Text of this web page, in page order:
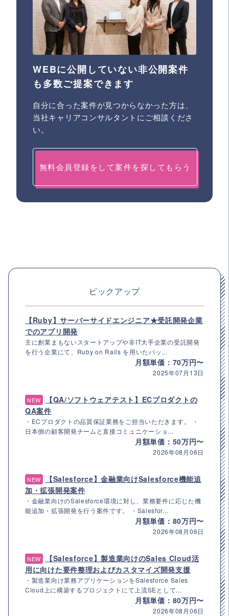
WEBに公開していない非公開案件
も多数ご提案できます
自分に合った案件が見つからなかった方は、
当社キャリアコンサルタントにご相談くださ
い。
無料会員登録をして案件を探してもらう
ピックアップ
【Ruby】サーバーサイドエンジニア★受託開発企業
でのアプリ開発
主に創業まもないスタートアップや非IT大手企業の受託開発
を行う企業にて、Ruby on Rails を用いたバッ...
月額単価：70万円〜
2025年07月13日
NEW
【QA/ソフトウェアテスト】ECプロダクトの
QA案件
・ECプロダクトの品質保証業務をご担当いただきます。 ・
日本側の顧客開発チームと直接コミュニケーショ...
月額単価：50万円〜
2026年08月06日
NEW
【Salesforce】金融業向けSalesforce機能追
加・拡張開発案件
・金融業向けのSalesforce環境に対し、業務要件に応じた機
能追加・拡張開発を行う案件です。 ・Salesfor...
月額単価：80万円〜
2026年08月06日
NEW
【Salesforce】製造業向けのSales Cloud活
用に向けた要件整理およびカスタマイズ開発支援
・製造業向け業務アプリケーションをSalesforce Sales
Cloud上に構築するプロジェクトにて上流SEとして...
月額単価：80万円〜
2026年08月06日